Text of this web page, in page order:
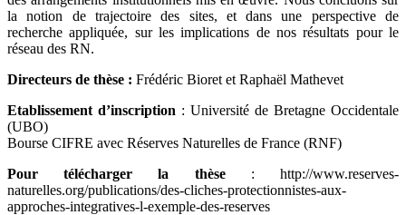
la notion de trajectoire des sites, et dans une perspective de
recherche appliquée, sur les implications de nos résultats pour le
réseau des RN.
Directeurs de thèse : Frédéric Bioret et Raphaël Mathevet
Etablissement d’inscription : Université de Bretagne Occidentale
(UBO)
Bourse CIFRE avec Réserves Naturelles de France (RNF)
Pour télécharger la thèse: http://www.reserves-
naturelles.org/publications/des-cliches-protectionnistes-aux-
approches-integratives-l-exemple-des-reserves